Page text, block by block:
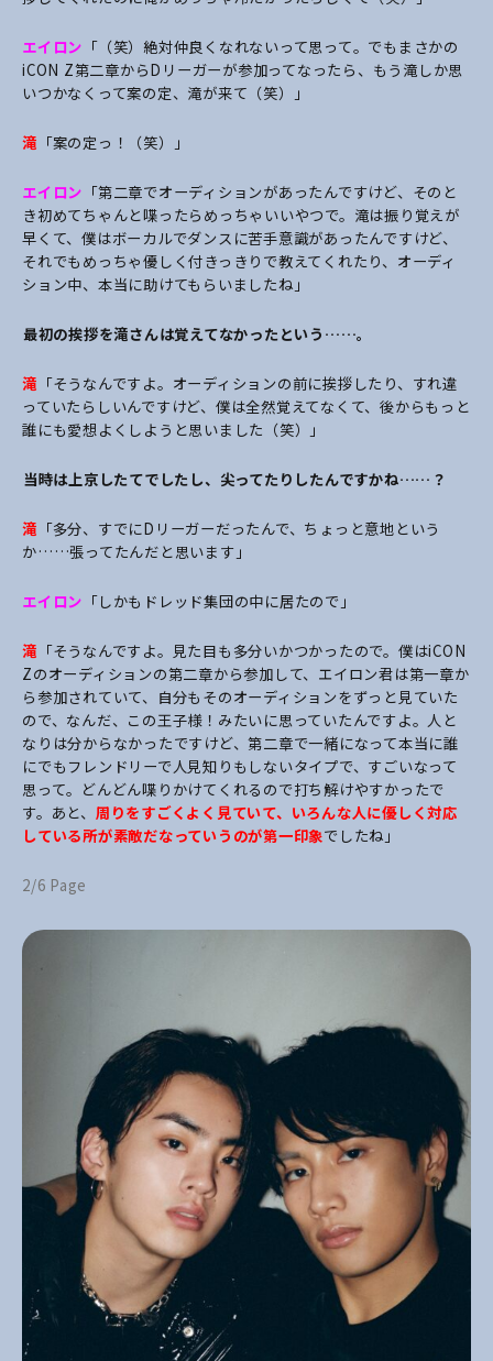
エイロン 「（笑）絶対仲良くなれないって思って。でもまさかの
iCON Z第二章からDリーガーが参加ってなったら、もう滝しか思
いつかなくって案の定、滝が来て（笑）」
滝 「案の定っ！（笑）」
エイロン 「第二章でオーディションがあったんですけど、そのと
き初めてちゃんと喋ったらめっちゃいいやつで。滝は振り覚えが
早くて、僕はボーカルでダンスに苦手意識があったんですけど、
それでもめっちゃ優しく付きっきりで教えてくれたり、オーディ
ション中、本当に助けてもらいましたね」
――最初の挨拶を滝さんは覚えてなかったという……。
滝 「そうなんですよ。オーディションの前に挨拶したり、すれ違
っていたらしいんですけど、 僕は全然覚えてなくて、後からもっと
誰にも愛想よくしようと思いました（笑）」
――当時は上京したてでしたし、尖ってたりしたんですかね……？
滝 「多分、すでにDリーガーだったんで、ちょっと意地という
か……張ってたんだと思います」
エイロン 「しかもドレッド集団の中に居たので」
滝 「そうなんですよ。見た目も多分いかつかったので。僕はiCON
Zのオーディションの第二章から参加して、エイロン君は第一章か
ら参加されていて、自分もそのオーディションをずっと見ていた
ので、なんだ、この王子様！みたいに思っていたんですよ。人と
なりは分からなかったですけど、第二章で一緒になって本当に誰
にでもフレンドリーで人見知りもしないタイプで、すごいなって
思って。どんどん喋りかけてくれるので打ち解けやすかったで
す。あと、 周りをすごくよく見ていて、いろんな人に優しく対応
している所が素敵だなっていうのが第一印象でしたね」
2/6 Page